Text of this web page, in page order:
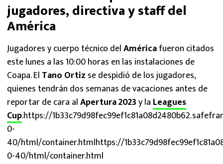
jugadores, directiva y staff del
América
Jugadores y cuerpo técnico delAméricafueron citados
este lunes a las 10:00 horas en las instalaciones de
Coapa. El Tano Ortiz se despidió de los jugadores,
quienes tendrán dos semanas de vacaciones antes de
reportar de cara alApertura 2023y la Leagues
Cup.https://
0-
40/html/container.htmlhttps://
0-40/html/container.html